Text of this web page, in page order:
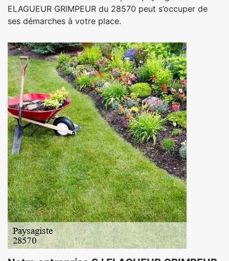
ELAGUEUR GRIMPEUR du 28570 peut s’occuper de
ses démarches à votre place.